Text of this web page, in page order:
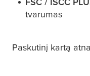
tvarumas
Paskutinį kartą